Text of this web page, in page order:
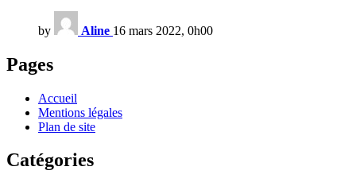
by Aline 16 mars 2022, 0h00
Pages
Accueil
Mentions légales
Plan de site
Catégories